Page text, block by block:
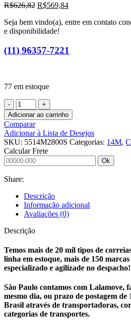
R$626,82 O
original
era:
R$569,84O
atual
Seja bem vindo(a), entre em contato
e disponibilidade!
(11) 96357-7221
77 em estoque
CORREIA
SINCRONIZADA
55
14M
2800
SINCRO
quantidade
Adicionar ao carrinho
Comparar
Adicionar à Lista de Desejos
SKU: 5514M2800S Categorias: 14M,
Calcular Frete
Ok
Share:
Descrição
Informação adicional
Avaliações (0)
Descrição
Temos mais de 20 mil tipos de
linha em estoque, mais de 150
especializado e agilizade no despacho!
São Paulo contamos com Lalamove,
mesmo dia, ou prazo de postagem
Brasil através de transportadoras,
categorias de transportes.